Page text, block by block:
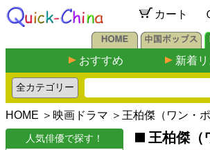
カート
おすすめ 新着リ
HOME ＞ 映画ドラマ ＞王柏傑（ワン・
人気俳優で探す！ 王柏傑（